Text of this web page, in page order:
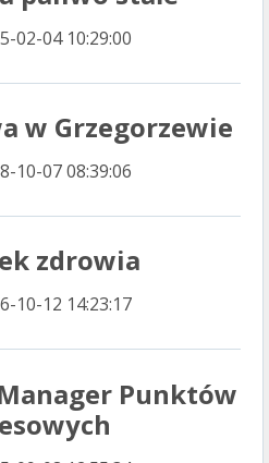
02-04 10:29:00
w Grzegorzewie
10-07 08:39:06
zdrowia
10-12 14:23:17
Punktów